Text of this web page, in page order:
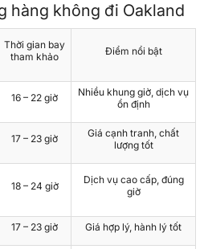
hàng không đi Oakland
Thời gian bay
tham khảo
Điểm nổi bật
16 – 22 giờ
Nhiều khung giờ, dịch vụ
ổn định
17 – 23 giờ
Giá cạnh tranh, chất
lượng tốt
18 – 24 giờ
Dịch vụ cao cấp, đúng
giờ
17 – 23 giờ Giá hợp lý, hành lý tốt